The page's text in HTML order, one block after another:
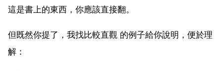
這是書上的東西，你應該直接翻。
但既然你提了，我找比較直觀 的例子給你說明，便於理
解：